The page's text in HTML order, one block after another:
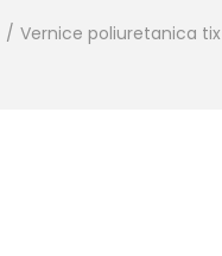
/ Vernice poliuretanica tix